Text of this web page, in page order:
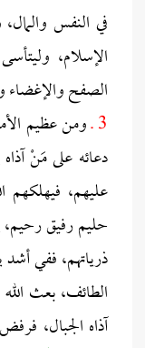
في النفس
الإسلام،
الصفح
3 ـومن عظيم
دعائه على مَنْ
عليهم، فيهلكهم
حليم رفيق رحيم،
ذرياتهم، ففي
الطائف، بعث
آذاه الجبال،